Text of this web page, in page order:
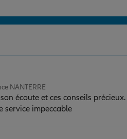
NANTERRE
écoute et ces conseils précieux.
service impeccable